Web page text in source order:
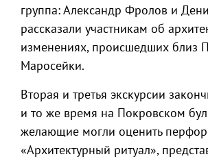
группа: Александр Фролов и
рассказали участникам об
изменениях, происшедших близ
Маросейки.
Вторая и третья экскурсии
и то же время на Покровском
желающие могли оценить
«Архитектурный ритуал»,